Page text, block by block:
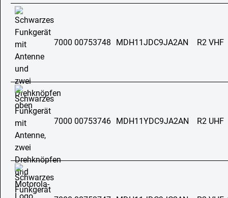
7000 00753748 MDH11JDC9JA2AN R2 VHF
7000 00753746 MDH11YDC9JA2AN R2 UHF